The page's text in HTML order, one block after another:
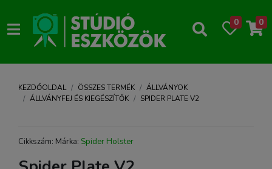
0 0
KEZDŐOLDAL ÖSSZES TERMÉK
ÁLLVÁNYOK
ÁLLVÁNYFEJ ÉS KIEGÉSZÍTŐK
SPIDER PLATE V2
Cikkszám: Márka: Spider Holster